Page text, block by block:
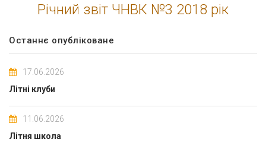
Річний звіт ЧНВК №3 2018 рік
Останнє опубліковане
17.06.2026
Літні клуби
11.06.2026
Літня школа